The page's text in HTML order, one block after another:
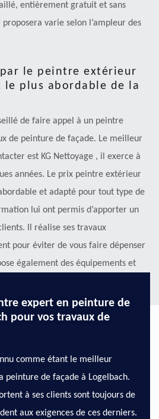
entièrement gratuit et sans
varie selon l’ampleur des
le peintre extérieur
le plus abordable de la
de faire appel à un peintre
de peinture de façade. Le meilleur
est KG Nettoyage , il exerce à
années. Le prix peintre extérieur
et adapté pour tout type de
lui ont permis d’apporter un
Il réalise ses travaux
pour éviter de vous faire dépenser
également des équipements et
expert en peinture de
pour vos travaux de
comme étant le meilleur
peinture de façade à Logelbach.
à ses clients sont toujours de
aux exigences de ces derniers.